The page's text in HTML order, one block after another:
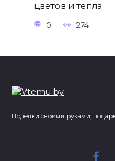
цветов и тепла.
0 274
Поделки своими руками,